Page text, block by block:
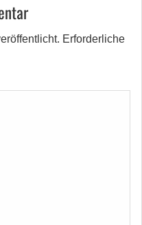
Erforderliche